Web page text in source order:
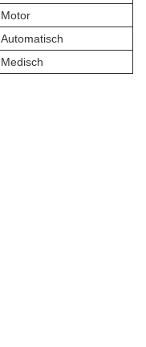
Motor
Automatisch
Medisch